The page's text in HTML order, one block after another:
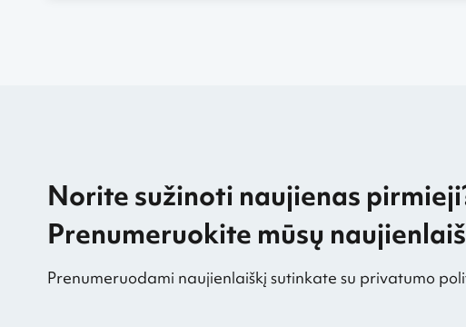
Norite sužinoti naujienas
Prenumeruokite mūsų
Prenumeruodami naujienlaiškį sutinkate su privatumo